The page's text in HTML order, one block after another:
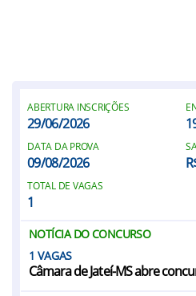
ABERTURA INSCRIÇÕES
29/06/2026
DATA DA PROVA
09/08/2026
TOTAL DE VAGAS
1
NOTÍCIA DO CONCURSO
1
Câmara de Jateí-MS abre